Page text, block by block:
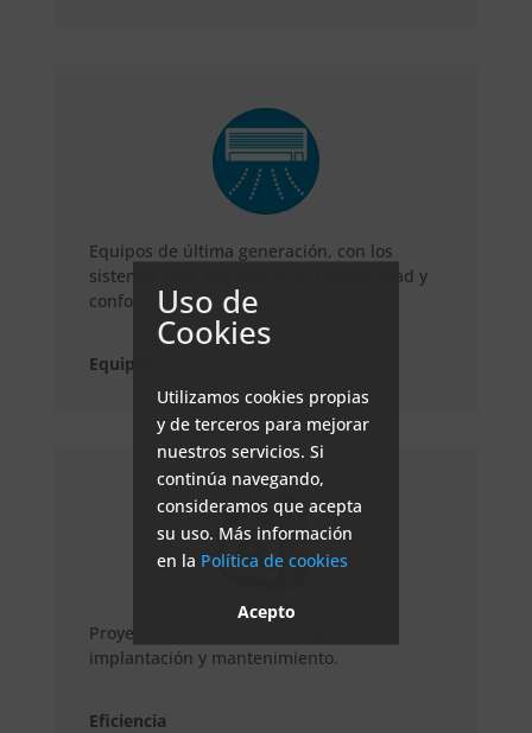
Equipos de última generación, con los
sistemas más avanzados de rentabilidad y
confort.
Equipos
Proyectos de eficiencia energética e
implantación y mantenimiento.
Eficiencia
Uso de
Cookies
Utilizamos cookies propias
y de terceros para mejorar
nuestros servicios. Si
continúa navegando,
consideramos que acepta
su uso. Más información
en la Política de cookies
Acepto